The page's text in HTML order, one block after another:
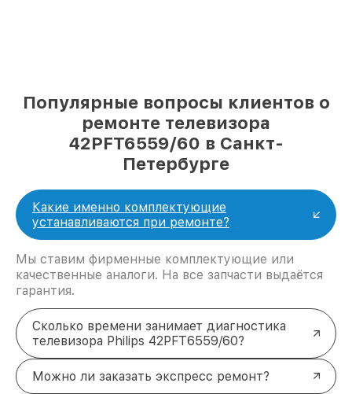
Популярные вопросы клиентов о
ремонте телевизора
42PFT6559/60 в Санкт-
Петербурге
Какие именно комплектующие
устанавливаются при ремонте?
Мы ставим фирменные комплектующие или
качественные аналоги. На все запчасти выдаётся
гарантия.
Сколько времени занимает диагностика
телевизора Philips 42PFT6559/60?
Можно ли заказать экспресс ремонт?